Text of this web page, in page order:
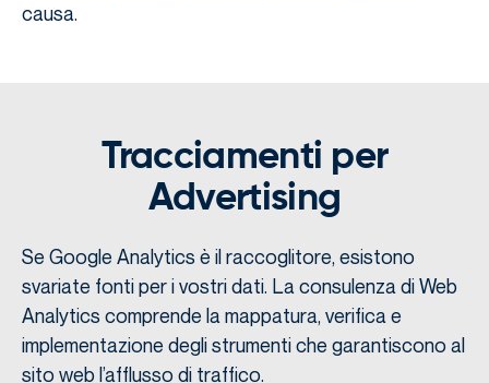
causa.
Tracciamenti per
Advertising
Se Google Analytics è il raccoglitore, esistono
svariate fonti per i vostri dati. La consulenza di Web
Analytics comprende la mappatura, verifica e
implementazione degli strumenti che garantiscono al
sito web l’afflusso di traffico.